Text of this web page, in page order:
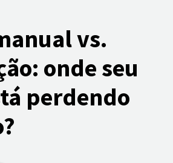
vs.
onde seu
perdendo